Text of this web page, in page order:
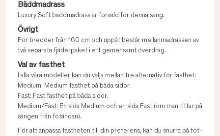
Bäddmadrass
Luxury Soft bäddmadrass är förvald för denna säng.
Övrigt
För bredder från 160 cm och uppåt består mellanmadrassen av
två separata fjäderpaket i ett gemensamt överdrag.
Val av fasthet
I alla våra modeller kan du välja mellan tre alternativ för fasthet:
Medium: Medium fasthet på båda sidor.
Fast: Fast fasthet på båda sidor.
Medium/Fast: En sida Medium och en sida Fast (om man tittar på
sängen från fotändan).
För att anpassa fastheten till din preferens, kan du snurra på fot-